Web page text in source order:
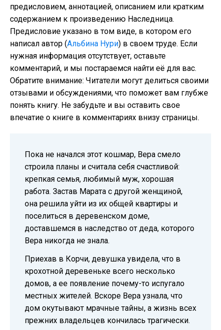
предисловием, аннотацией, описанием или кратким
содержанием к произведению Наследница.
Предисловие указано в том виде, в котором его
написал автор (Альбина Нури) в своем труде. Если
нужная информация отсутствует, оставьте
комментарий, и мы постараемся найти её для вас.
Обратите внимание: Читатели могут делиться своими
отзывами и обсуждениями, что поможет вам глубже
понять книгу. Не забудьте и вы оставить свое
впечатие о книге в комментариях внизу страницы.
Пока не начался этот кошмар, Вера смело
строила планы и считала себя счастливой:
крепкая семья, любимый муж, хорошая
работа. Застав Марата с другой женщиной,
она решила уйти из их общей квартиры и
поселиться в деревенском доме,
доставшемся в наследство от деда, которого
Вера никогда не знала.
Приехав в Корчи, девушка увидела, что в
крохотной деревеньке всего несколько
домов, а ее появление почему-то испугало
местных жителей. Вскоре Вера узнала, что
дом окутывают мрачные тайны, а жизнь всех
прежних владельцев кончилась трагически.